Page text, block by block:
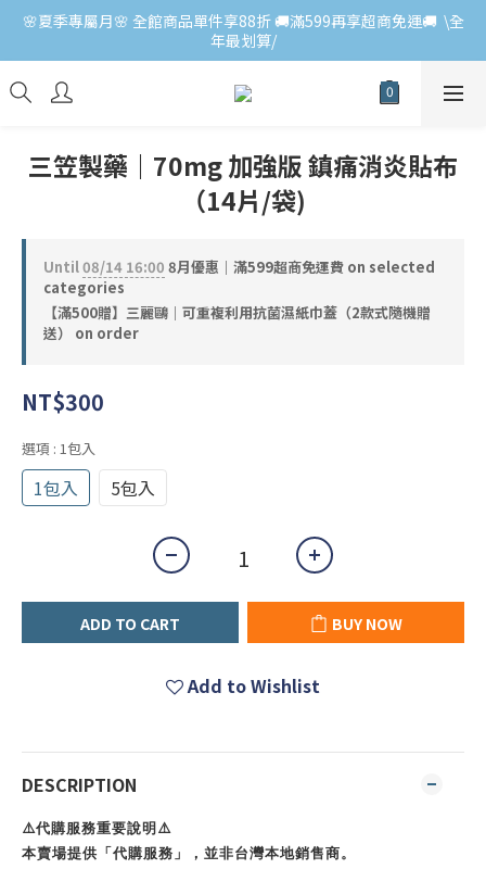
🌸夏季專屬月🌸 全館商品單件享88折 🚚滿599再享超商免運🚚  \全
年最划算/
三笠製藥｜70mg 加強版 鎮痛消炎貼布
（14片/袋)
Until08/14 16:00 8月優惠｜滿599超商免運費 on selected
categories
【滿500贈】三麗鷗｜可重複利用抗菌濕紙巾蓋（2款式隨機贈
送） on order
NT$300
選項 : 1包入
1包入 5包入
ADD TO CART BUY NOW
Add to Wishlist
DESCRIPTION
⚠️代購服務重要說明⚠️
本賣場提供「代購服務」，並非台灣本地銷售商。